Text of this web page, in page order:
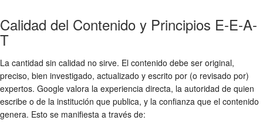
Calidad del Contenido y Principios E-E-A-
T
La cantidad sin calidad no sirve. El contenido debe ser original,
preciso, bien investigado, actualizado y escrito por (o revisado por)
expertos. Google valora la experiencia directa, la autoridad de quien
escribe o de la institución que publica, y la confianza que el contenido
genera. Esto se manifiesta a través de: